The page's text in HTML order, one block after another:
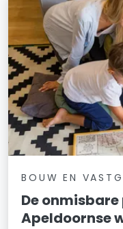
BOUW EN
De
Apeldoornse